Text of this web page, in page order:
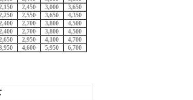
2,450 3,000
3,650
2,550 3,650
4,350
2,700 3,800
4,500
2,700 3,800
4,500
2,950 4,100
4,700
4,600 5,950 6,700